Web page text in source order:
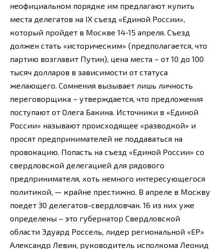
неофициальном порядке им предлагают купить
места делегатов на IX съезд «Единой России»,
который пройдет в Москве 14-15 апреля. Съезд
должен стать «историческим» (предполагается, что
партию возглавит Путин), цена места – от 10 до 100
тысяч долларов в зависимости от статуса
желающего. Сомнения вызывает лишь личность
переговорщика – утверждается, что предложения
поступают от Олега Бакина. Источники в «Единой
России» называют происходящее «разводкой» и
просят предпринимателей не поддаваться на
провокацию. Попасть на съезд «Единой России» со
свердловской делегацией для рядового
предпринимателя, хоть немного интересующегося
политикой, — крайне престижно. В апреле в Москву
поедет 30 делегатов-свердловчан. 16 из них уже
определены – это губернатор Свердловской
области Эдуард Россель, лидер региональной «ЕР»
Александр Левин, руководитель исполкома Леонид